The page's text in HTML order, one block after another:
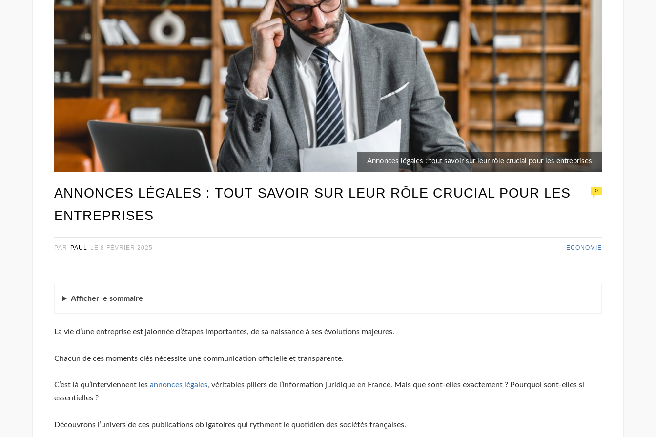
Annonces légales : tout savoir sur leur rôle crucial pour les entreprises
ANNONCES LÉGALES : TOUT SAVOIR SUR LEUR RÔLE CRUCIAL POUR LES
ENTREPRISES
0
PAR PAUL LE 8 FÉVRIER 2025 ECONOMIE
Afficher le sommaire
La vie d’une entreprise est jalonnée d’étapes importantes, de sa naissance à ses évolutions majeures.
Chacun de ces moments clés nécessite une communication officielle et transparente.
C’est là qu’interviennent les annonces légales, véritables piliers de l’information juridique en France. Mais que sont-elles exactement ? Pourquoi sont-elles si
essentielles ?
Découvrons l’univers de ces publications obligatoires qui rythment le quotidien des sociétés françaises.